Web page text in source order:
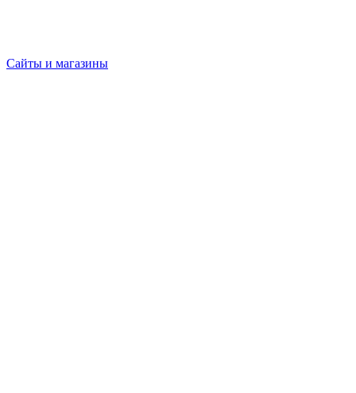
Сайты и магазины